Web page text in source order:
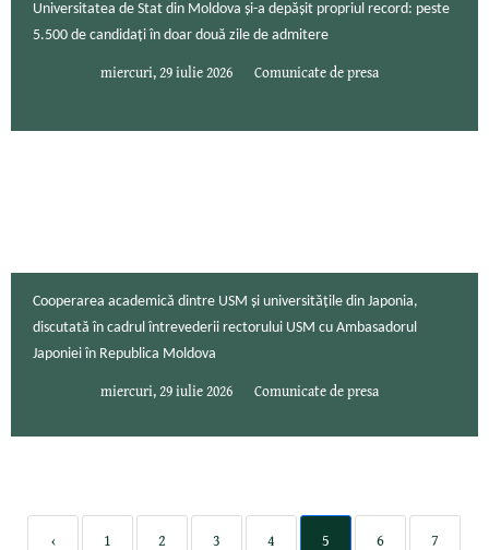
Universitatea de Stat din Moldova și-a depășit propriul record: peste
5.500 de candidați în doar două zile de admitere
miercuri, 29 iulie 2026 Comunicate de presa
Cooperarea academică dintre USM și universitățile din Japonia,
discutată în cadrul întrevederii rectorului USM cu Ambasadorul
Japoniei în Republica Moldova
miercuri, 29 iulie 2026 Comunicate de presa
‹ 1 2 3 4 5 6 7